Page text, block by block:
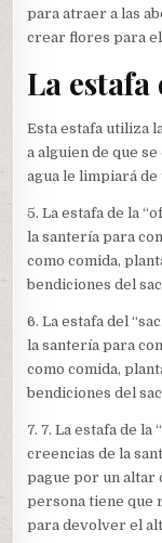
para atraer a las
crear flores para
La
Esta estafa utiliza
a alguien de que
agua le limpiará de
5. La estafa de la
la santería para
como comida,
bendiciones del
6. La estafa del
la santería para
como comida,
bendiciones del
7. 7. La estafa de
creencias de la
pague por un altar
persona tiene que
para devolver el